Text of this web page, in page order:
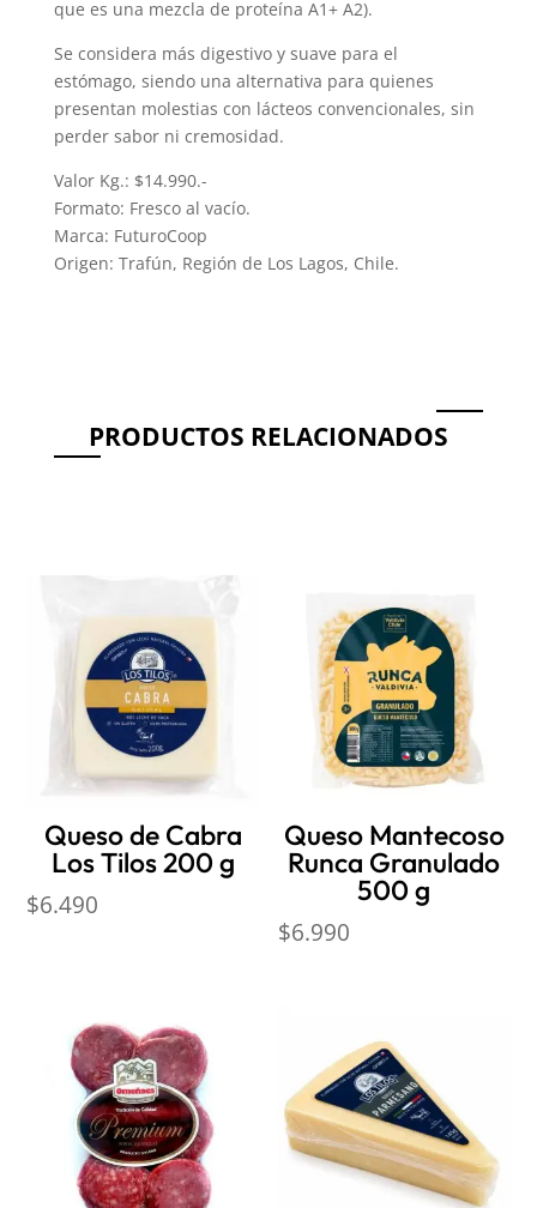
que es una mezcla de proteína A1+ A2).
Se considera más digestivo y suave para el
estómago, siendo una alternativa para quienes
presentan molestias con lácteos convencionales, sin
perder sabor ni cremosidad.
Valor Kg.: $14.990.-
Formato: Fresco al vacío.
Marca: FuturoCoop
Origen: Trafún, Región de Los Lagos, Chile.
PRODUCTOS RELACIONADOS
Queso de Cabra
Los Tilos 200 g
$6.490
Queso Mantecoso
Runca Granulado
500 g
$6.990